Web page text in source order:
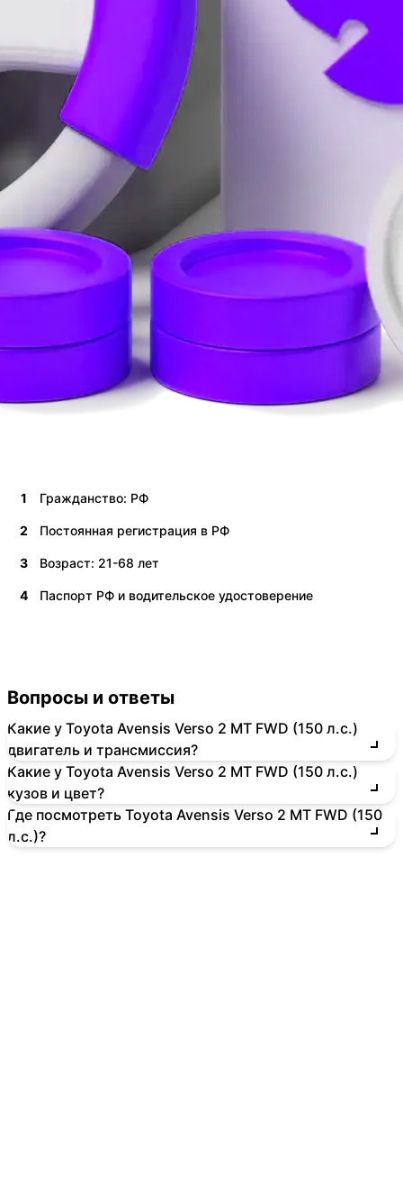
1 Гражданство: РФ
2 Постоянная регистрация в РФ
3 Возраст: 21-68 лет
4 Паспорт РФ и водительское удостоверение
Вопросы и ответы
Какие у Toyota Avensis Verso 2 MT FWD (150 л.с.)
двигатель и трансмиссия?
Какие у Toyota Avensis Verso 2 MT FWD (150 л.с.)
кузов и цвет?
Где посмотреть Toyota Avensis Verso 2 MT FWD (150
л.с.)?